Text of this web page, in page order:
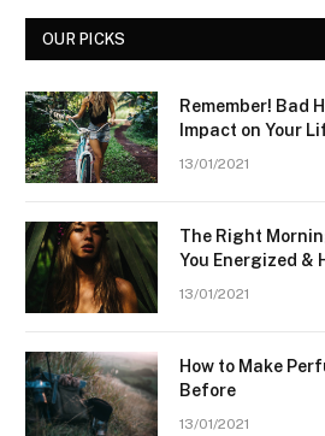
OUR PICKS
Remember! Bad
Impact on Your
13/01/2021
The Right
You Energized &
13/01/2021
How to Make
Before
13/01/2021